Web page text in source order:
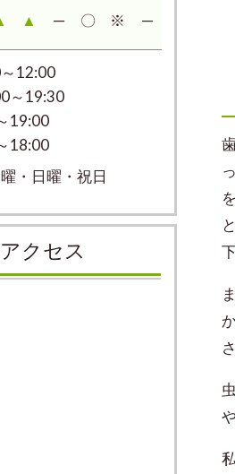
▲ ─ 〇 ※ ─
12:00
～19:30
19:00
18:00
・日曜・祝日
アクセス